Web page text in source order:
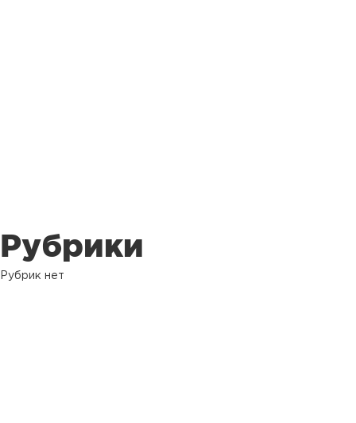
Рубрики
Рубрик нет